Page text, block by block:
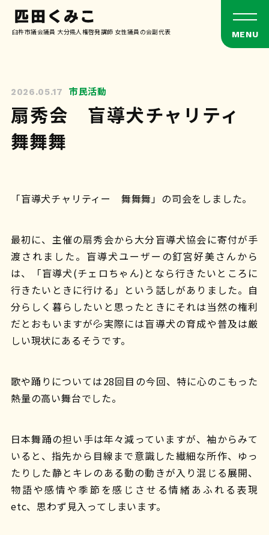
臼杵市議会議員 大分県人権啓発講師 女性議員の会副代表
2026.05.17 市民活動
扇秀会 盲導犬チャリティ
舞舞舞
「盲導犬チャリティー 舞舞舞」の司会をしました。
最初に、主催の扇秀会から大分盲導犬協会に寄付が手
渡されました。盲導犬ユーザーの釘宮好美さんから
は、「盲導犬(チェロちゃん)となら行きたいところに
行きたいときに行ける」という話しがありました。自
分らしく暮らしたいと思ったときにそれは当然の権利
だとおもいますが💦実際には盲導犬の育成や普及は厳
しい現状にあるそうです。
歌や踊りについては28回目の今回、特に心のこもった
熱量の高い舞台でした。
日本舞踊の担い手は年々減っていますが、袖からみて
いると、指先から目線まで意識した繊細な所作、ゆっ
たりした静とキレのある動の動きが入り混じる展開、
物語や感情や季節を感じさせる情緒あふれる表現
etc、思わず見入ってしまいます。